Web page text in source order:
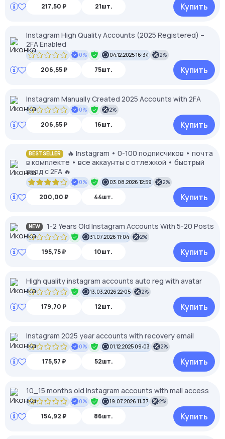
217,50 ₽ 21шт. Купить
Instagram High Quality Accounts (2025 Registered) –
2FA Enabled
0% 04.12.2025 16:34 2%
206,55 ₽ 75шт. Купить
Instagram Manually Created 2025 Accounts with 2FA
0% 2%
206,55 ₽ 16шт. Купить
BESTSELLER
🔥 Instagram • 0-100 подписчиков • почта
в комплекте • все аккаунты с отлежкой • быстрый
вход с 2FA 🔥
0% 03.08.2026 12:59 2%
200,00 ₽ 44шт. Купить
NEW 1-2 Years Old Instagram Accounts With 5-20 Posts
31.07.2026 11:04 2%
195,75 ₽ 10шт. Купить
High quality instagram accounts auto reg with avatar
13.03.2026 22:05 2%
179,70 ₽ 12шт. Купить
Instagram 2025 year accounts with recovery email
0% 01.12.2025 09:03 2%
175,57 ₽ 52шт. Купить
10_15 months old Instagram accounts with mail access
0% 19.07.2026 11:37 2%
154,92 ₽ 86шт. Купить